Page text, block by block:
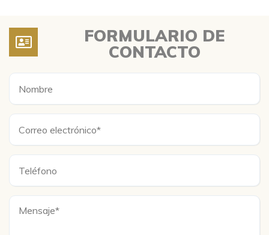
FORMULARIO DE
CONTACTO